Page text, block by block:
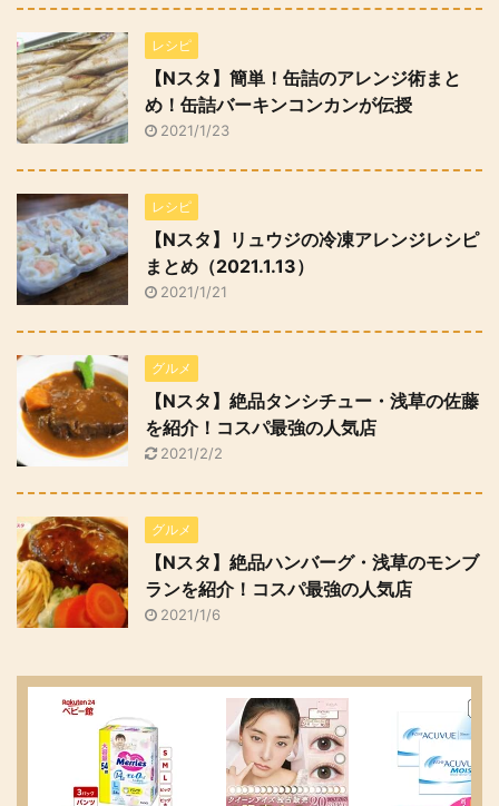
レシピ
【Nスタ】簡単！缶詰のアレンジ術まと
め！缶詰バーキンコンカンが伝授
2021/1/23
レシピ
【Nスタ】リュウジの冷凍アレンジレシピ
まとめ（2021.1.13）
2021/1/21
グルメ
【Nスタ】絶品タンシチュー・浅草の佐藤
を紹介！コスパ最強の人気店
2021/2/2
グルメ
【Nスタ】絶品ハンバーグ・浅草のモンブ
ランを紹介！コスパ最強の人気店
2021/1/6